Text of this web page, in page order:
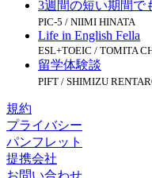
3週間の短い期間で
PIC-5 / NIIMI HINATA
Life in English Fella
ESL+TOEIC / TOMITA
留学体験談
PIFT / SHIMIZU
規約
プライバシー
パンフレット
提携会社
お問い合わせ